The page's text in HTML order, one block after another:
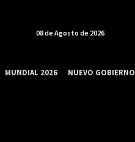
08 de Agosto de 2026
MUNDIAL 2026 NUEVO GOBIERNO